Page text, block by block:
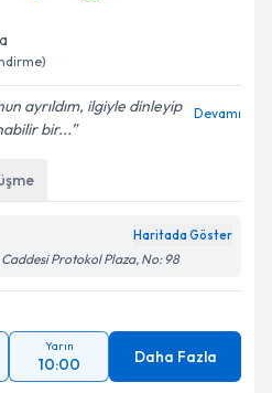
ayrıldım, ilgiyle dinleyip
bir...
Devamı
Haritada Göster
Caddesi Protokol Plaza, No: 98
Yarın
10:00 Daha Fazla